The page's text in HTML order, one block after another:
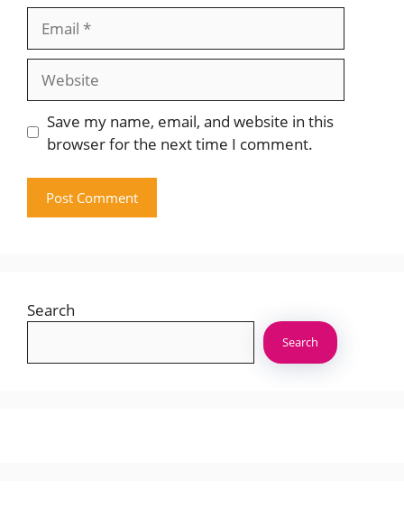
Save my name, email, and website in this
browser for the next time I comment.
Search
Search